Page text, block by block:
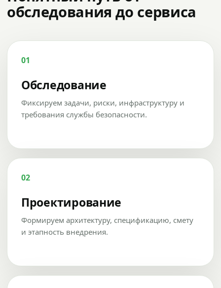
обследования до сервиса
01
Обследование
Фиксируем задачи, риски, инфраструктуру и
требования службы безопасности.
02
Проектирование
Формируем архитектуру, спецификацию, смету
и этапность внедрения.